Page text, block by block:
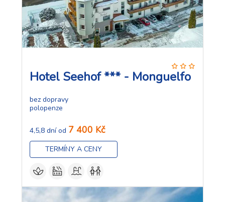
Hotel Seehof *** - Monguelfo
bez dopravy
polopenze
4,5,8 dní od 7 400 Kč
TERMÍNY A CENY